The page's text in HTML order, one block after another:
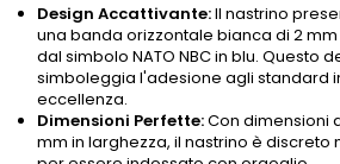
Design Accattivante:Il nastrino
una banda orizzontale bianca di 2
dal simbolo NATO NBC in blu. Questo
simboleggia l'adesione agli standard
eccellenza.
Dimensioni Perfette:Con dimensioni
mm in larghezza, il nastrino è discreto